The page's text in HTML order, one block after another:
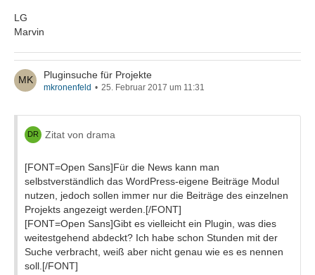
LG
Marvin
Pluginsuche für Projekte
mkronenfeld 25. Februar 2017 um 11:31
Zitat von drama
[FONT=Open Sans]Für die News kann man
selbstverständlich das WordPress-eigene Beiträge Modul
nutzen, jedoch sollen immer nur die Beiträge des einzelnen
Projekts angezeigt werden.[/FONT]
[FONT=Open Sans]Gibt es vielleicht ein Plugin, was dies
weitestgehend abdeckt? Ich habe schon Stunden mit der
Suche verbracht, weiß aber nicht genau wie es es nennen
soll.[/FONT]